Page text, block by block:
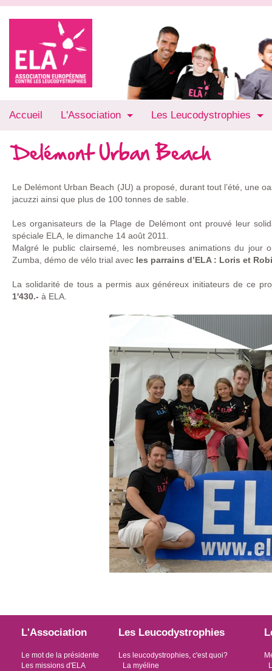
Accueil L'Association Les Leucodystrophies
Delémont Urban Beach
Le Delémont Urban Beach (JU) a proposé, durant tout l’été, une
jacuzzi ainsi que plus de 100 tonnes de sable.
Les organisateurs de la Plage de Delémont ont prouvé leur
spéciale ELA, le dimanche 14 août 2011.
Malgré le public clairsemé, les nombreuses animations du jour
Zumba, démo de vélo trial avec les parrains d’ELA : Loris et
La solidarité de tous a permis aux généreux initiateurs de ce
1'430.- à ELA.
L'Association
Le mot de la présidente
Les missions d'ELA
Les Leucodystrophies
Les leucodystrophies, c'est quoi?
La myéline